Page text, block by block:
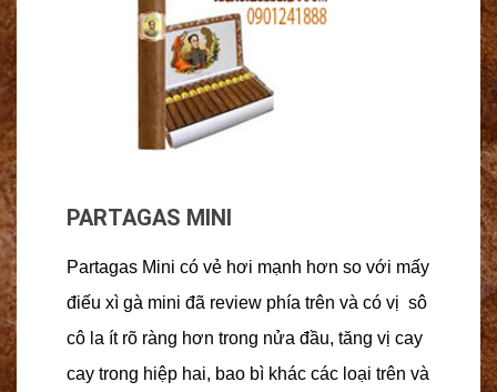
PARTAGAS MINI
Partagas Mini có vẻ hơi mạnh hơn so với mấy
điếu xì gà mini đã review phía trên và có vị sô
cô la ít rõ ràng hơn trong nửa đầu, tăng vị cay
cay trong hiệp hai, bao bì khác các loại trên và